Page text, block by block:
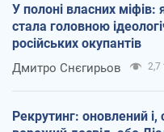
У полоні власних міфів:
стала головною
російських окупантів
Дмитро Снєгирьов 2,7
Рекрутинг: оновлений